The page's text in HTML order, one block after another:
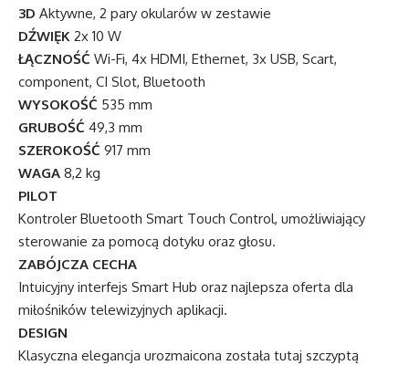
3D Aktywne, 2 pary okularów w zestawie
DŹWIĘK 2x 10 W
ŁĄCZNOŚĆ Wi-Fi, 4x HDMI, Ethernet, 3x USB, Scart,
component, CI Slot, Bluetooth
WYSOKOŚĆ 535 mm
GRUBOŚĆ 49,3 mm
SZEROKOŚĆ 917 mm
WAGA 8,2 kg
PILOT
Kontroler Bluetooth Smart Touch Control, umożliwiający
sterowanie za pomocą dotyku oraz głosu.
ZABÓJCZA CECHA
Intuicyjny interfejs Smart Hub oraz najlepsza oferta dla
miłośników telewizyjnych aplikacji.
DESIGN
Klasyczna elegancja urozmaicona została tutaj szczyptą